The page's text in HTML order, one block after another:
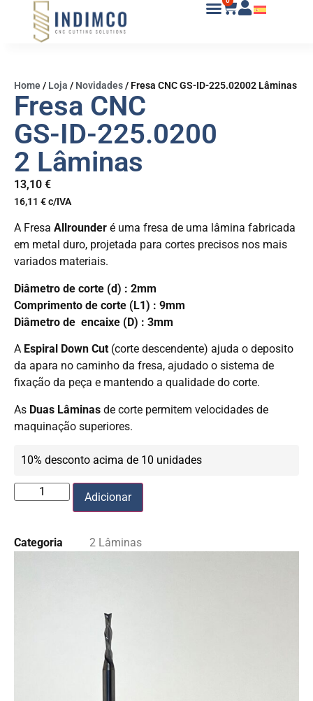
Home/ Loja / Novidades/ Fresa CNC GS-ID-225.02002 Lâminas
Fresa CNC
GS-ID-225.0200
2 Lâminas
13,10 €
16,11 €c/IVA
A Fresa Allrounder é uma fresa de uma lâmina fabricada
em metal duro, projetada para cortes precisos nos mais
variados materiais.
Diâmetro de corte (d) : 2mm
Comprimento de corte (L1) : 9mm
Diâmetro de encaixe (D) : 3mm
A Espiral Down Cut (corte descendente) ajuda o deposito
da apara no caminho da fresa, ajudado o sistema de
fixação da peça e mantendo a qualidade do corte.
As Duas Lâminas de corte permitem velocidades de
maquinação superiores.
10% desconto acima de 10 unidades
Adicionar
Categoria 2 Lâminas